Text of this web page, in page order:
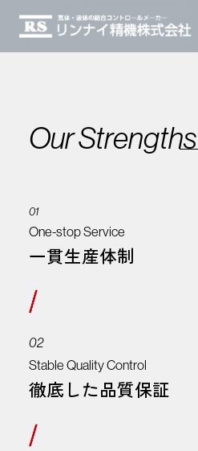
Our Strengths
01
One-stop Service
一貫生産体制
02
Stable Quality Control
徹底した品質保証